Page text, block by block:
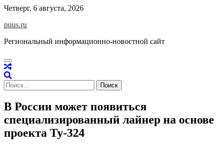
Skip
content
Четверг, 6 августа, 2026
puus.ru
Региональный информационно-новостной сайт
Найти:
В России может появиться
специализированный лайнер на основе
проекта Ту-324